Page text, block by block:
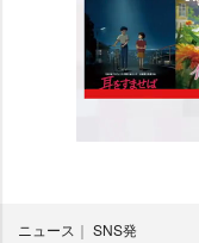
ニュース SNS発